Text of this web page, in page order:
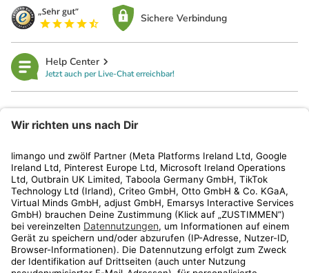
Sichere Verbindung
Help Center
Jetzt auch per Live-Chat erreichbar!
Kundenservice
Shop
Aktionen
Travel